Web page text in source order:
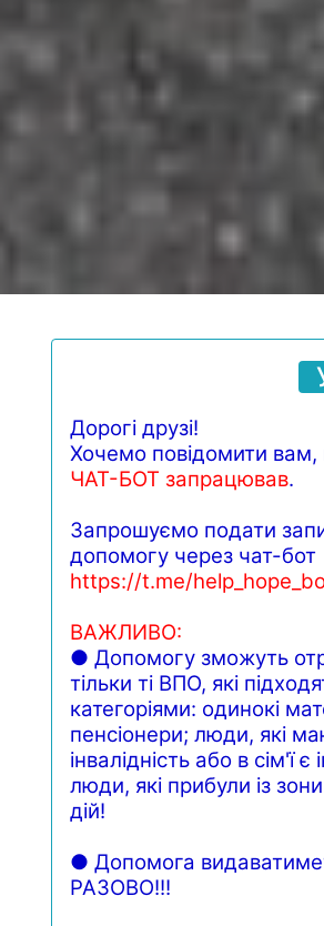
Дорогі друзі!
Хочемо повідомити
ЧАТ-БОТ запрацював.
Запрошуємо подати
допомогу через чат-бот
https://t.me/
ВАЖЛИВО:
● Допомогу зможуть
тільки ті ВПО, які
категоріями: одинокі
пенсіонери; люди, які
інвалідність або в сім'ї є
люди, які прибули із
дій!
● Допомога
РАЗОВО!!!